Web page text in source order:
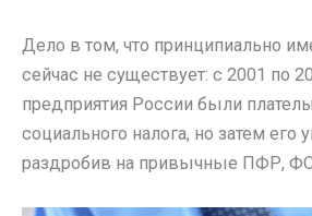
Дело в том, что принципиально
сейчас не существует: с 2001 по
предприятия России были
социального налога, но затем его
раздробив на привычные ПФР,